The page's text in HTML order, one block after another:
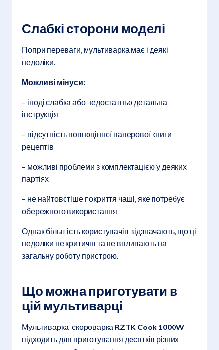
Слабкі сторони моделі
Попри переваги, мультиварка має і деякі
недоліки.
Можливі мінуси:
– іноді слабка або недостатньо детальна
інструкція
– відсутність повноцінної паперової книги
рецептів
– можливі проблеми з комплектацією у деяких
партіях
– не найтовстіше покриття чаші, яке потребує
обережного використання
Однак більшість користувачів відзначають, що ці
недоліки не критичні та не впливають на
загальну роботу пристрою.
Що можна приготувати в
цій мультиварці
Мультиварка-скороварка RZTK Cook 1000W
підходить для приготування десятків різних